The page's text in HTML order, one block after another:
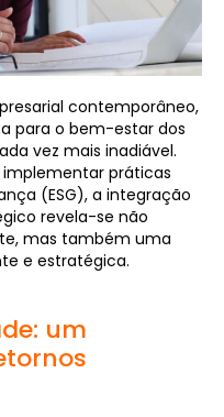
contemporâneo,
para o bem-estar dos
vez mais inadiável.
práticas
(ESG), a integração
revela-se não
mas também uma
e estratégica.
um